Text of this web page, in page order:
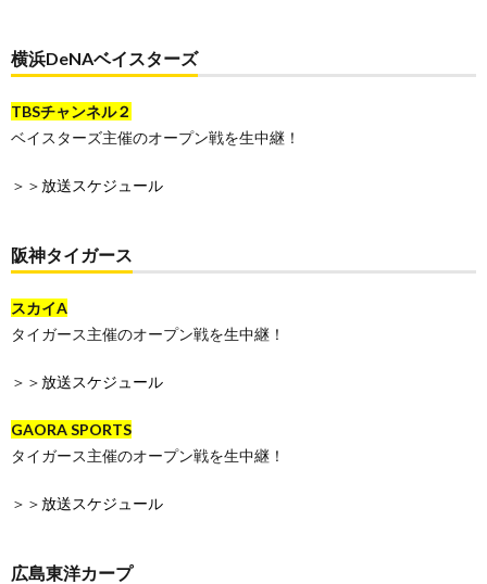
横浜DeNAベイスターズ
TBSチャンネル２
ベイスターズ主催のオープン戦を生中継！
＞＞放送スケジュール
阪神タイガース
スカイA
タイガース主催のオープン戦を生中継！
＞＞放送スケジュール
GAORA SPORTS
タイガース主催のオープン戦を生中継！
＞＞放送スケジュール
広島東洋カープ